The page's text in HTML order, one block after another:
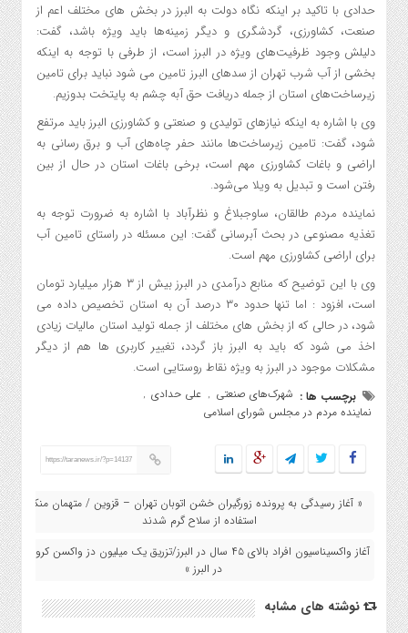
حدادی با تاکید بر اینکه نگاه دولت به البرز در بخش های مختلف اعم از
صنعت، کشاورزی، گردشگری و دیگر زمینه‌ها باید ویژه باشد، گفت:
دلیلش وجود ظرفیت‌های ویژه در البرز است، از طرفی با توجه به‌ اینکه
بخشی از آب شرب تهران از سدهای البرز تامین می شود نباید برای تامین
زیرساخت‌های استان از جمله دریافت حق آبه چشم به پایتخت بدوزیم.
وی با اشاره به اینکه نیازهای تولیدی و صنعتی و کشاورزی البرز باید مرتفع
شود، گفت: تامین زیرساخت‌ها مانند حفر چاه‌های آب و برق رسانی به
اراضی و باغات کشاورزی مهم است، برخی باغات استان در حال از بین
رفتن است و تبدیل به ویلا می‌شود.
نماینده مردم طالقان، ساوجبلاغ و نظرآباد با اشاره به ضرورت توجه به
تغذیه مصنوعی در بحث آبرسانی گفت: این مسئله در راستای تامین آب
برای اراضی کشاورزی مهم است.
وی با این توضیح که منابع درآمدی در البرز بیش‌ از ۳ هزار میلیارد تومان
است، افزود : اما تنها حدود ۳۰ درصد آن به استان تخصیص داده می
شود، در حالی که از بخش های مختلف از جمله تولید استان مالیات زیادی
اخذ می شود که باید به البرز باز گردد، تغییر کاربری ها هم از دیگر
مشکلات موجود در البرز به ویژه نقاط روستایی است.
برچسب ها : شهرک‌های صنعتی , علی حدادی ,
نماینده مردم در مجلس شورای اسلامی
https://taranews.ir/?p=14137
« آغاز رسیدگی به پرونده زورگیران خشن اتوبان تهران – قزوین / متهمان منکر
استفاده از سلاح گرم شدند
آغاز واکسیناسیون افراد بالای ۴۵ سال در البرز/تزریق یک میلیون دز واکسن کرونا
در البرز »
نوشته های مشابه